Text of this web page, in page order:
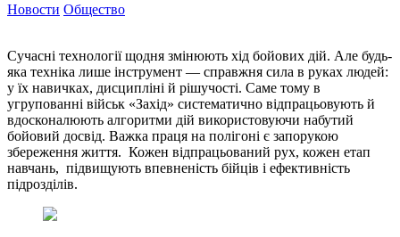
Новости Общество
Сучасні технології щодня змінюють хід бойових дій. Але будь-
яка техніка лише інструмент — справжня сила в руках людей:
у їх навичках, дисципліні й рішучості. Саме тому в
угрупованні військ «Захід» систематично відпрацьовують й
вдосконалюють алгоритми дій використовуючи набутий
бойовий досвід. Важка праця на полігоні є запорукою
збереження життя. Кожен відпрацьований рух, кожен етап
навчань, підвищують впевненість бійців і ефективність
підрозділів.